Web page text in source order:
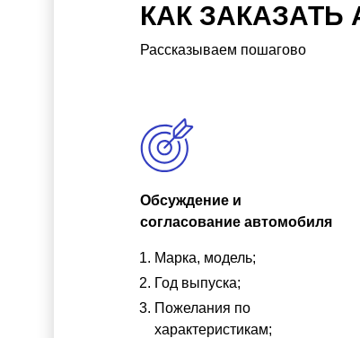
КАК
Рассказываем пошагово
Обсуждение и
согласование автомобиля
Марка, модель;
Год выпуска;
Пожелания по
характеристикам;